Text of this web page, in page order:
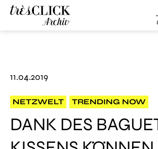
11.04.2019
NETZWELT TRENDING NOW
DANK DES